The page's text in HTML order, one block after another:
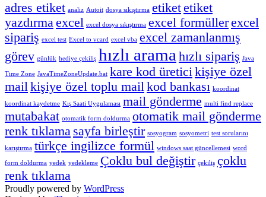
adres etiket analiz Autoit dosya sıkıştırma etiketetiket
yazdırmaexcel excel dosya sıkıştırma excel formüllerexcel
sipariş excel test Excel to vcard excel vba excel zamanlanmış
görev günlük hediye çekiliş hızlı aramahızlı sipariş Java
Time Zone JavaTimeZoneUpdate.bat kare kod üreticikişiye özel
mailkişiye özel toplu mailkod bankası koordinat
koordinat kaydetme Kış Saati Uygulaması mail gönderme multi find replace
mutabakat otomatik form doldurma otomatik mail gönderme
renk tıklama sayfa birleştir sosyogram sosyometri test sorularını
karıştırma türkçe ingilizce formül windows saat güncellemesi word
form doldurma yedek yedekleme Çoklu bul değiştir çekiliş çoklu
renk tıklama
Proudly powered by WordPress